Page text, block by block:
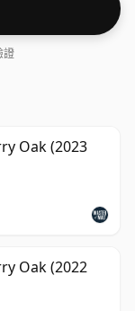
證
Oak (2023
Oak (2022